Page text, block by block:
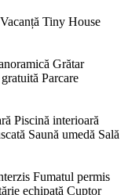
Tiny House
Grătar
Parcare
Piscină interioară
Saună umedă Sală
Fumatul permis
echipată Cuptor